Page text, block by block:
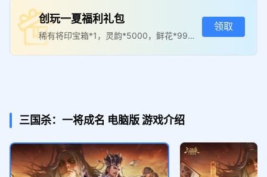
创玩一夏福利礼包
稀有将印宝箱*1，灵韵*5000，鲜花*99，
银两*5000
领取
三国杀：一将成名 电脑版游戏介绍